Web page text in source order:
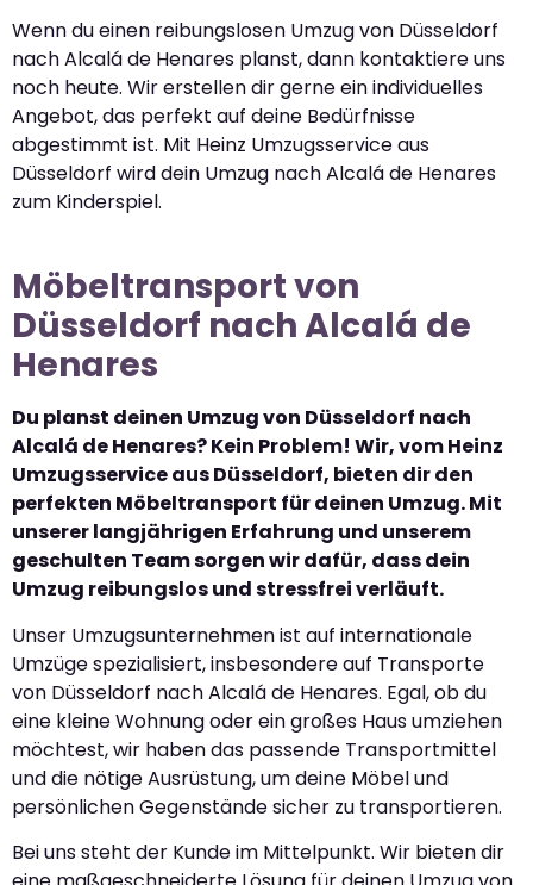
Wenn du einen reibungslosen Umzug von Düsseldorf
nach Alcalá de Henares planst, dann kontaktiere uns
noch heute. Wir erstellen dir gerne ein individuelles
Angebot, das perfekt auf deine Bedürfnisse
abgestimmt ist. Mit Heinz Umzugsservice aus
Düsseldorf wird dein Umzug nach Alcalá de Henares
zum Kinderspiel.
Möbeltransport von
Düsseldorf nach Alcalá de
Henares
Du planst deinen Umzug von Düsseldorf nach
Alcalá de Henares? Kein Problem! Wir, vom Heinz
Umzugsservice aus Düsseldorf, bieten dir den
perfekten Möbeltransport für deinen Umzug. Mit
unserer langjährigen Erfahrung und unserem
geschulten Team sorgen wir dafür, dass dein
Umzug reibungslos und stressfrei verläuft.
Unser Umzugsunternehmen ist auf internationale
Umzüge spezialisiert, insbesondere auf Transporte
von Düsseldorf nach Alcalá de Henares. Egal, ob du
eine kleine Wohnung oder ein großes Haus umziehen
möchtest, wir haben das passende Transportmittel
und die nötige Ausrüstung, um deine Möbel und
persönlichen Gegenstände sicher zu transportieren.
Bei uns steht der Kunde im Mittelpunkt. Wir bieten dir